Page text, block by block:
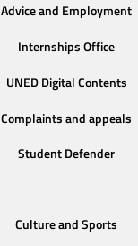
Advice and Employment
Internships Office
UNED Digital Contents
Complaints and appeals
Student Defender
Culture and Sports